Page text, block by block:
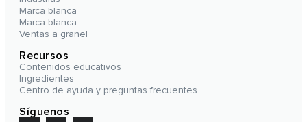
Marca blanca
Marca blanca
Ventas a granel
Recursos
Contenidos educativos
Ingredientes
Centro de ayuda y preguntas frecuentes
Síguenos